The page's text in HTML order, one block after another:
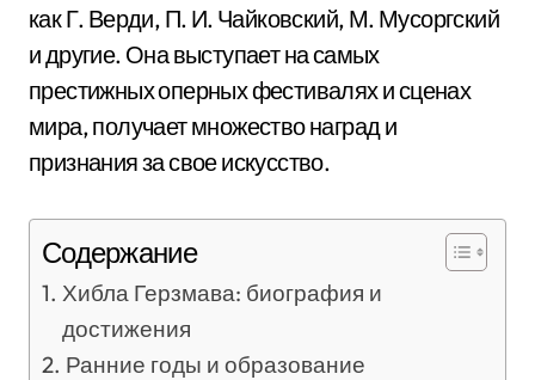
как Г. Верди, П. И. Чайковский, М. Мусоргский
и другие. Она выступает на самых
престижных оперных фестивалях и сценах
мира, получает множество наград и
признания за свое искусство.
Содержание
Хибла Герзмава: биография и
достижения
Ранние годы и образование